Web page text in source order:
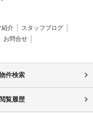
紹介
スタッフブログ
お問合せ
件検索
覧履歴